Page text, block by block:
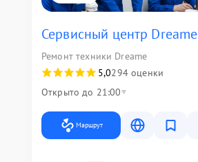
Сервисный центр Dreame
Ремонт техники Dreame
5,0294 оценки
Открыто до 21:00
Маршрут